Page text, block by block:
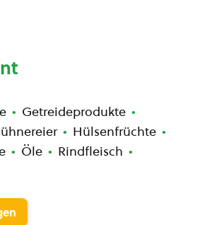
Getreideprodukte
Hülsenfrüchte
Öle
Rindfleisch